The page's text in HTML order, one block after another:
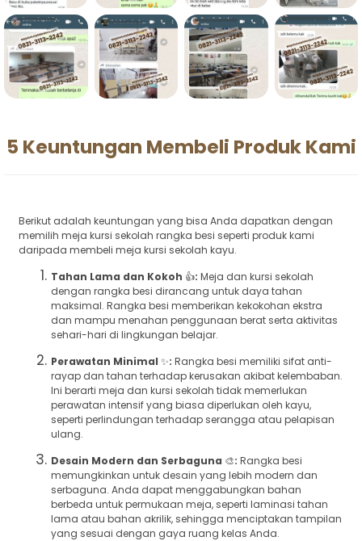
5 Keuntungan Membeli Produk Kami
Berikut adalah keuntungan yang bisa Anda dapatkan dengan
memilih meja kursi sekolah rangka besi seperti produk kami
daripada membeli meja kursi sekolah kayu.
Tahan Lama dan Kokoh 👍: Meja dan kursi sekolah
dengan rangka besi dirancang untuk daya tahan
maksimal. Rangka besi memberikan kekokohan ekstra
dan mampu menahan penggunaan berat serta aktivitas
sehari-hari di lingkungan belajar.
Perawatan Minimal ✨: Rangka besi memiliki sifat anti-
rayap dan tahan terhadap kerusakan akibat kelembaban.
Ini berarti meja dan kursi sekolah tidak memerlukan
perawatan intensif yang biasa diperlukan oleh kayu,
seperti perlindungan terhadap serangga atau pelapisan
ulang.
Desain Modern dan Serbaguna 🎨: Rangka besi
memungkinkan untuk desain yang lebih modern dan
serbaguna. Anda dapat menggabungkan bahan
berbeda untuk permukaan meja, seperti laminasi tahan
lama atau bahan akrilik, sehingga menciptakan tampilan
yang sesuai dengan gaya ruang kelas Anda.